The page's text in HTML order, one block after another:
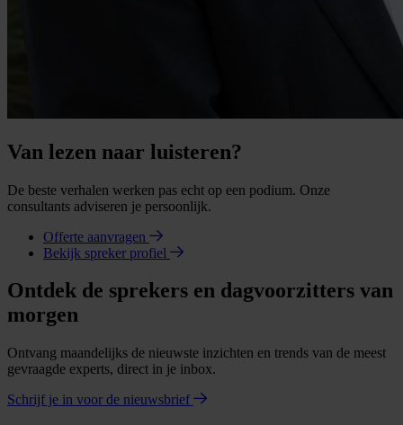
Van lezen naar luisteren?
De beste verhalen werken pas echt op een podium. Onze
consultants adviseren je persoonlijk.
Offerte aanvragen
Bekijk spreker profiel
Ontdek de sprekers en dagvoorzitters van
morgen
Ontvang maandelijks de nieuwste inzichten en trends van de meest
gevraagde experts, direct in je inbox.
Schrijf je in voor de nieuwsbrief